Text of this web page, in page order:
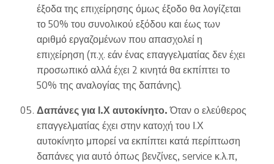
έξοδα της επιχείρησης όμως έξοδο θα λογίζεται
το 50% του συνολικού εξόδου και έως των
αριθμό εργαζομένων που απασχολεί η
επιχείρηση (π.χ. εάν ένας επαγγελματίας δεν έχει
προσωπικό αλλά έχει 2 κινητά θα εκπίπτει το
50% της αναλογίας της δαπάνης).
Δαπάνες για Ι.Χ αυτοκίνητο.Όταν ο ελεύθερος
επαγγελματίας έχει στην κατοχή του Ι.Χ
αυτοκίνητο μπορεί να εκπίπτει κατά περίπτωση
δαπάνες για αυτό όπως βενζίνες, service κ.λ.π,